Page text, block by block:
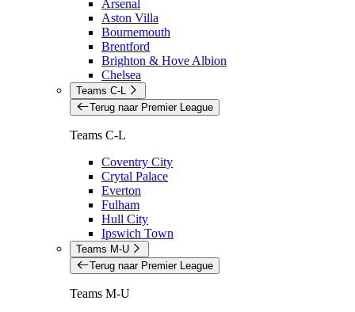
Arsenal
Aston Villa
Bournemouth
Brentford
Brighton & Hove Albion
Chelsea
Teams C-L
Terug naar Premier League
Teams C-L
Coventry City
Crytal Palace
Everton
Fulham
Hull City
Ipswich Town
Teams M-U
Terug naar Premier League
Teams M-U